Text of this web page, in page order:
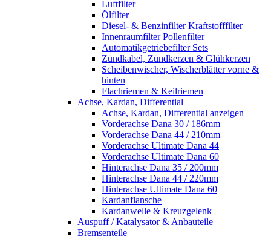
Luftfilter
Ölfilter
Diesel- & Benzinfilter Kraftstofffilter
Innenraumfilter Pollenfilter
Automatikgetriebefilter Sets
Zündkabel, Zündkerzen & Glühkerzen
Scheibenwischer, Wischerblätter vorne &
hinten
Flachriemen & Keilriemen
Achse, Kardan, Differential
Achse, Kardan, Differential anzeigen
Vorderachse Dana 30 / 186mm
Vorderachse Dana 44 / 210mm
Vorderachse Ultimate Dana 44
Vorderachse Ultimate Dana 60
Hinterachse Dana 35 / 200mm
Hinterachse Dana 44 / 220mm
Hinterachse Ultimate Dana 60
Kardanflansche
Kardanwelle & Kreuzgelenk
Auspuff / Katalysator & Anbauteile
Bremsenteile